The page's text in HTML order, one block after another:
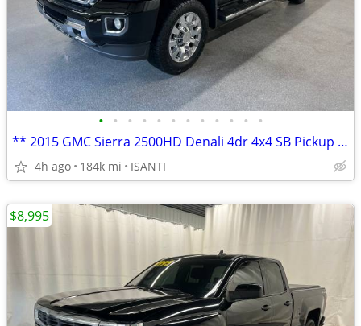
• • • • • • • • • • • •
** 2015 GMC Sierra 2500HD Denali 4dr 4x4 SB Pickup **
4h ago 184k mi ISANTI
$8,995